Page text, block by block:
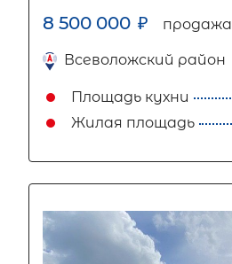
8 500 000 ₽ продажа
Всеволожский район
Площадь кухни
Жилая площадь